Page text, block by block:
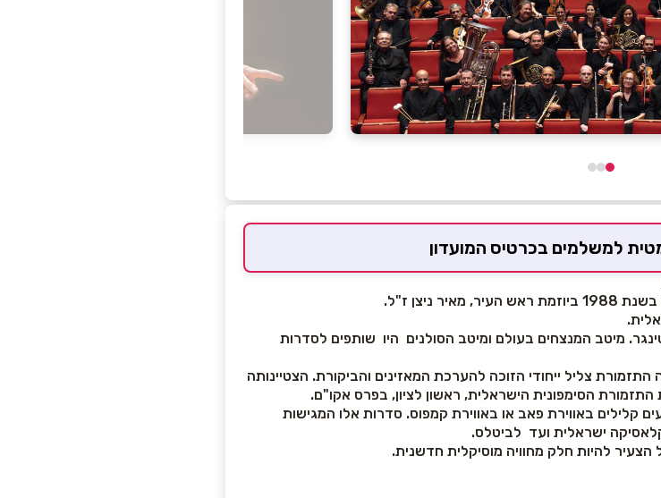
ניצן ז"ל.
מיטב המנצחים בעולם ומיטב הסולנים היו שותפים לסדרות
צליל ייחודי הזוכה להערכת המאזינים והביקורת. הצטיינותה
הסימפונית הישראלית, ראשון לציון, בפרס אקו"ם.
קלילים באווירת פאב או באווירת קמפוס. סדרות אלו המגישות
ישראלית ועד לביטלס.
הצעיר להיות חלק מחוויה מוסיקלית חדשנית.